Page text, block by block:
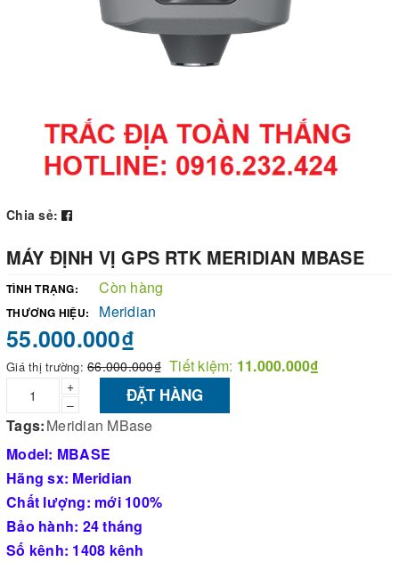
Chia sẻ:
MÁY ĐỊNH VỊ GPS RTK MERIDIAN MBASE
TÌNH TRẠNG: Còn hàng
THƯƠNG HIỆU: Meridian
55.000.000₫
Giá thị trường: 66.000.000₫ Tiết kiệm: 11.000.000₫
+
–
ĐẶT HÀNG
Tags:Meridian MBase
Model: MBASE
Hãng sx: Meridian
Chất lượng: mới 100%
Bảo hành: 24 tháng
Số kênh: 1408 kênh